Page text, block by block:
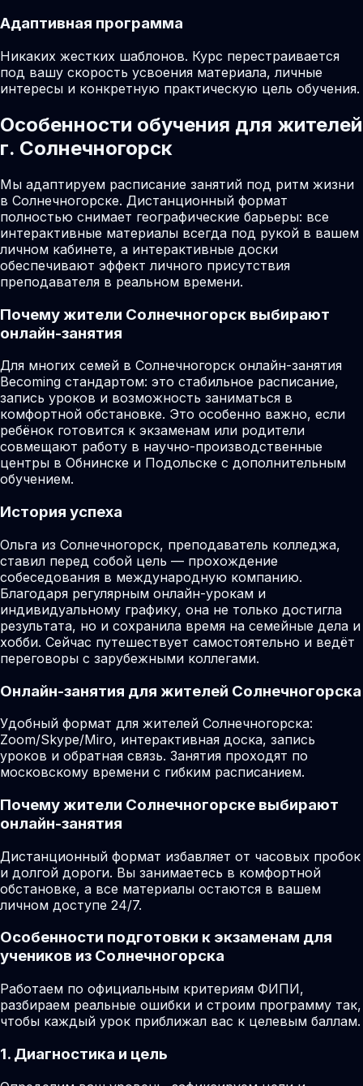
Адаптивная программа
Никаких жестких шаблонов. Курс перестраивается
под вашу скорость усвоения материала, личные
интересы и конкретную практическую цель обучения.
Особенности обучения для жителей
г. Солнечногорск
Мы адаптируем расписание занятий под ритм жизни
в Солнечногорске. Дистанционный формат
полностью снимает географические барьеры: все
интерактивные материалы всегда под рукой в вашем
личном кабинете, а интерактивные доски
обеспечивают эффект личного присутствия
преподавателя в реальном времени.
Почему жители Солнечногорск выбирают
онлайн-занятия
Для многих семей в Солнечногорск онлайн-занятия
Becoming стандартом: это стабильное расписание,
запись уроков и возможность заниматься в
комфортной обстановке. Это особенно важно, если
ребёнок готовится к экзаменам или родители
совмещают работу в научно-производственные
центры в Обнинске и Подольске с дополнительным
обучением.
История успеха
Ольга из Солнечногорск, преподаватель колледжа,
ставил перед собой цель — прохождение
собеседования в международную компанию.
Благодаря регулярным онлайн-урокам и
индивидуальному графику, она не только достигла
результата, но и сохранила время на семейные дела и
хобби. Сейчас путешествует самостоятельно и ведёт
переговоры с зарубежными коллегами.
Онлайн-занятия для жителей Солнечногорска
Удобный формат для жителей Солнечногорска:
Zoom/Skype/Miro, интерактивная доска, запись
уроков и обратная связь. Занятия проходят по
московскому времени с гибким расписанием.
Почему жители Солнечногорске выбирают
онлайн-занятия
Дистанционный формат избавляет от часовых пробок
и долгой дороги. Вы занимаетесь в комфортной
обстановке, а все материалы остаются в вашем
личном доступе 24/7.
Особенности подготовки к экзаменам для
учеников из Солнечногорска
Работаем по официальным критериям ФИПИ,
разбираем реальные ошибки и строим программу так,
чтобы каждый урок приближал вас к целевым баллам.
1. Диагностика и цель